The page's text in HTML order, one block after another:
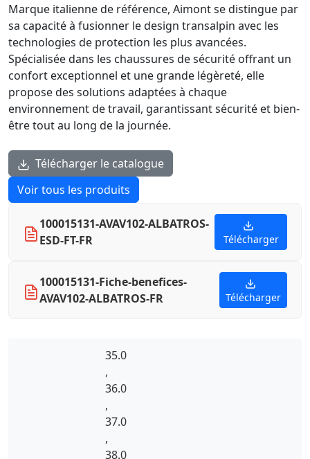
Marque italienne de référence, Aimont se distingue par
sa capacité à fusionner le design transalpin avec les
technologies de protection les plus avancées.
Spécialisée dans les chaussures de sécurité offrant un
confort exceptionnel et une grande légèreté, elle
propose des solutions adaptées à chaque
environnement de travail, garantissant sécurité et bien-
être tout au long de la journée.
Télécharger le catalogue
Voir tous les produits
100015131-AVAV102-ALBATROS-
ESD-FT-FR
Télécharger
100015131-Fiche-benefices-
AVAV102-ALBATROS-FR
Télécharger
35.0
,
36.0
,
37.0
,
38.0